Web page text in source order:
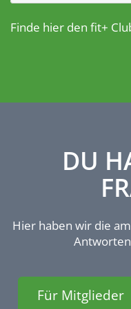
Finde hier den fit+
DU
Hier haben wir die
Für Mitglieder